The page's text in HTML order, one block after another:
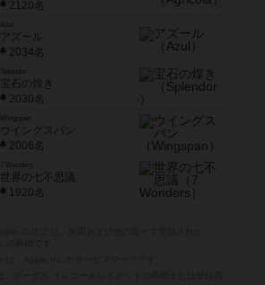
2120名
Azul
アズール
2034名
宝石の煌き
2030名
Wingspan
ウイングスパン
2006名
7 Wonders
世界の七不思議
1920名